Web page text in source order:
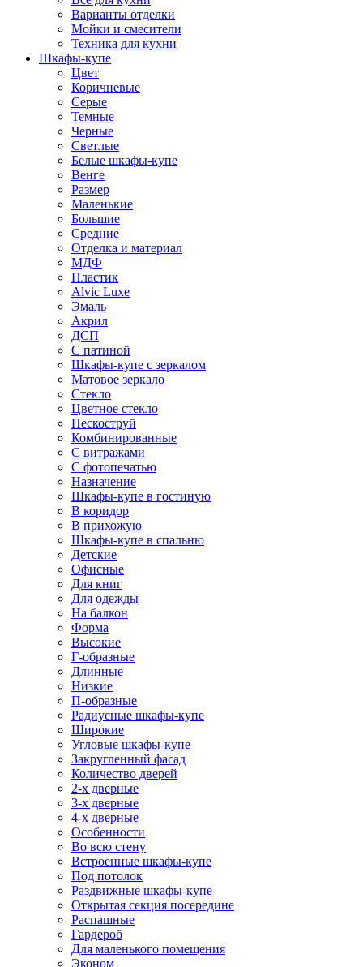
Варианты отделки
Мойки и смесители
Техника для кухни
Шкафы-купе
Цвет
Коричневые
Серые
Темные
Черные
Светлые
Белые шкафы-купе
Венге
Размер
Маленькие
Большие
Средние
Отделка и материал
МДФ
Пластик
Alvic Luxe
Эмаль
Акрил
ДСП
С патиной
Шкафы-купе с зеркалом
Матовое зеркало
Стекло
Цветное стекло
Пескоструй
Комбинированные
С витражами
С фотопечатью
Назначение
Шкафы-купе в гостиную
В коридор
В прихожую
Шкафы-купе в спальню
Детские
Офисные
Для книг
Для одежды
На балкон
Форма
Высокие
Г-образные
Длинные
Низкие
П-образные
Радиусные шкафы-купе
Широкие
Угловые шкафы-купе
Закругленный фасад
Количество дверей
2-х дверные
3-х дверные
4-х дверные
Особенности
Во всю стену
Встроенные шкафы-купе
Под потолок
Раздвижные шкафы-купе
Открытая секция посередине
Распашные
Гардероб
Для маленького помещения
Эконом